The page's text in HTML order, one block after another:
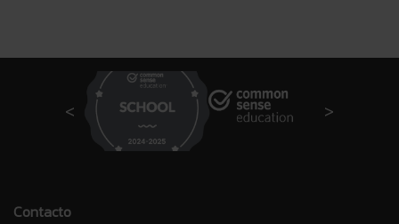
Contacto